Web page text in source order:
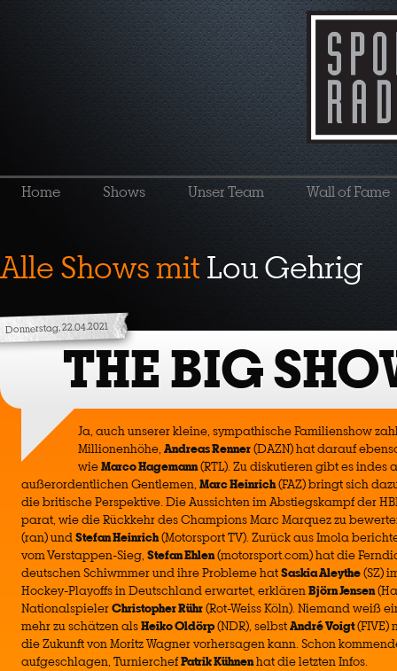
Home Shows Unser Team Wall of Fame
Alle Shows mitLou Gehrig
Donnerstag, 22.04.2021
THE BIG
Ja, auch unserer kleine, sympathische Familienshow
Millionenhöhe, Andreas Renner(DAZN) hat darauf
wieMarco Hagemann(RTL). Zu diskutieren gibt es indes
außerordentlichen Gentlemen, Marc Heinrich(FAZ) bringt sich
die britische Perspektive. Die Aussichten im Abstiegskampf der
parat, wie die Rückkehr des Champions Marc Marquez zu
(ran) undStefan Heinrich(Motorsport TV). Zurück aus Imola
vom Verstappen-Sieg, Stefan Ehlen(motorsport.com) hat die
deutschen Schiwmmer und ihre Probleme hatSaskia Aleythe(SZ)
Hockey-Playoffs in Deutschland erwartet, erklärenBjörn Jensen
NationalspielerChristopher Rühr(Rot-Weiss Köln). Niemand weiß
mehr zu schätzen alsHeiko Oldörp(NDR), selbstAndré Voigt(FIVE)
die Zukunft von Moritz Wagner vorhersagen kann. Schon
aufgeschlagen, TurnierchefPatrik Kühnenhat die letzten Infos.